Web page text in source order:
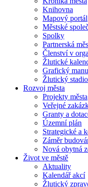
Knihovna
Mapový portál
Městské
Spolky
Partnerská
Členství v
Žlutické
Grafický
Žlutický
Rozvoj města
Projekty města
Veřejné
Granty a
Územní plán
Strategické a
Záměr
Nová obytná
Život ve městě
Aktuality
Kalendář akcí
Žlutický